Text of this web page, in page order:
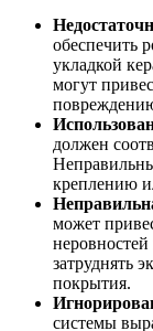
обеспечить
укладкой
могут
должен
креплению
может
затруднять
покрытия.
системы